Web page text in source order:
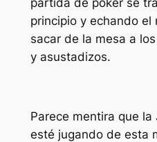
partida de póker se
principio y echando el
sacar de la mesa a
y asustadizos.
Parece mentira que
esté jugando de esta